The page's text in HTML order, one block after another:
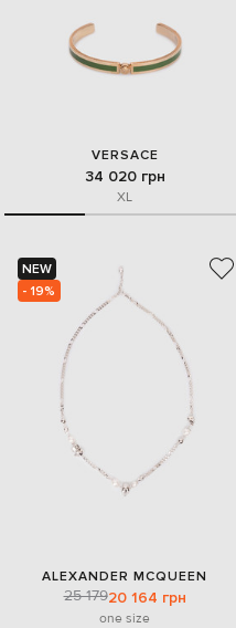
VERSACE
34 020 грн
XL
NEW
- 19%
ALEXANDER MCQUEEN
25 17920 164 грн
one size